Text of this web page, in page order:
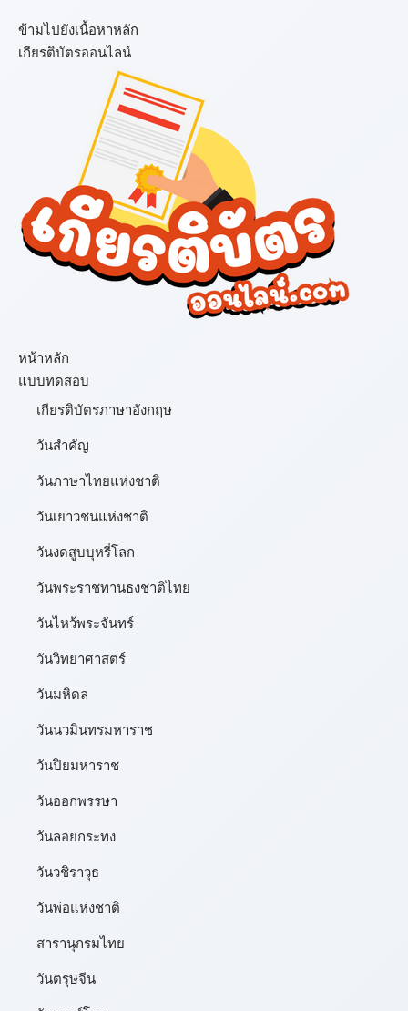
ข้ามไปยังเนื้อหาหลัก
เกียรติบัตรออนไลน์
หน้าหลัก
แบบทดสอบ
เกียรติบัตรภาษาอังกฤษ
วันสำคัญ
วันภาษาไทยแห่งชาติ
วันเยาวชนแห่งชาติ
วันงดสูบบุหรี่โลก
วันพระราชทานธงชาติไทย
วันไหว้พระจันทร์​
วันวิทยาศาสตร์
วันมหิดล
วันนวมินทรมหาราช
วันปิยมหาราช
วันออกพรรษา
วันลอยกระทง
วันวชิราวุธ
วันพ่อแห่งชาติ
สารานุกรมไทย
วันตรุษจีน